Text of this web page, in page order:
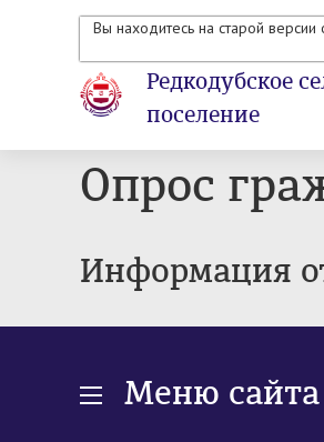
Вы находитесь на старой
Редкодубское
поселение
Опрос
Информация
Меню сайта